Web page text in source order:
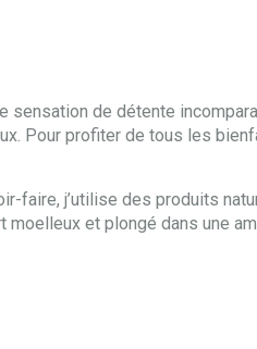
de détente
Pour profiter de tous les
faire, j’utilise des produits
et plongé dans une